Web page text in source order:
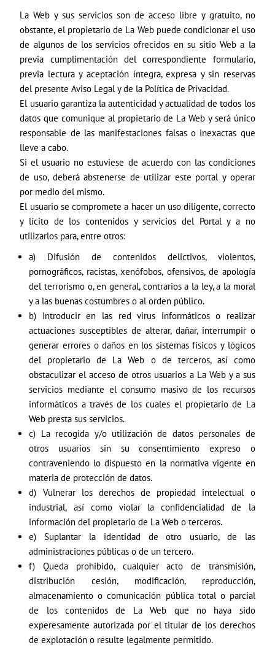
La Web y sus servicios son de acceso libre y gratuito, no
obstante, el propietario de La Web puede condicionar el uso
de algunos de los servicios ofrecidos en su sitio Web a la
previa cumplimentación del correspondiente formulario,
previa lectura y aceptación íntegra, expresa y sin reservas
del presente Aviso Legal y de la Política de Privacidad.
El usuario garantiza la autenticidad y actualidad de todos los
datos que comunique al propietario de La Web y será único
responsable de las manifestaciones falsas o inexactas que
lleve a cabo.
Si el usuario no estuviese de acuerdo con las condiciones
de uso, deberá abstenerse de utilizar este portal y operar
por medio del mismo.
El usuario se compromete a hacer un uso diligente, correcto
y lícito de los contenidos y servicios del Portal y a no
utilizarlos para, entre otros:
a) Difusión de contenidos delictivos, violentos,
pornográficos, racistas, xenófobos, ofensivos, de apología
del terrorismo o, en general, contrarios a la ley, a la moral
y a las buenas costumbres o al orden público.
b) Introducir en las red virus informáticos o realizar
actuaciones susceptibles de alterar, dañar, interrumpir o
generar errores o daños en los sistemas físicos y lógicos
del propietario de La Web o de terceros, así como
obstaculizar el acceso de otros usuarios a La Web y a sus
servicios mediante el consumo masivo de los recursos
informáticos a través de los cuales el propietario de La
Web presta sus servicios.
c) La recogida y/o utilización de datos personales de
otros usuarios sin su consentimiento expreso o
contraveniendo lo dispuesto en la normativa vigente en
materia de protección de datos.
d) Vulnerar los derechos de propiedad intelectual o
industrial, así como violar la confidencialidad de la
información del propietario de La Web o terceros.
e) Suplantar la identidad de otro usuario, de las
administraciones públicas o de un tercero.
f) Queda prohibido, cualquier acto de transmisión,
distribución cesión, modificación, reproducción,
almacenamiento o comunicación pública total o parcial
de los contenidos de La Web que no haya sido
experesamente autorizada por el titular de los derechos
de explotación o resulte legalmente permitido.